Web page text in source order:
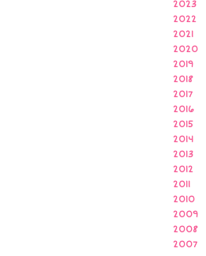
2023
2022
2021
2020
2019
2018
2017
2016
2015
2014
2013
2012
2011
2010
2009
2008
2007